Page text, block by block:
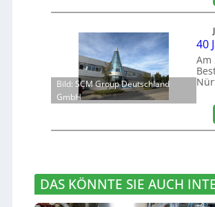
Bild: SCM Group Deutschland
GmbH
40
Am
DAS KÖNNTE SIE AUCH